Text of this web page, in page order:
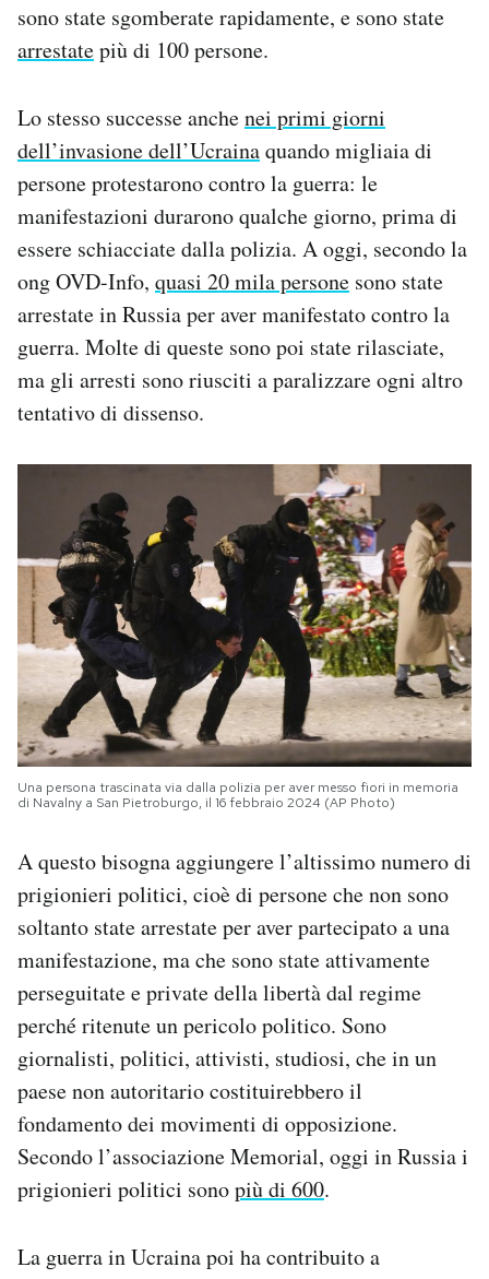
sono state sgomberate rapidamente, e sono state
arrestatepiù di 100 persone.
Lo stesso successe anchenei primi giorni
dell’invasione dell’Ucrainaquando migliaia di
persone protestarono contro la guerra: le
manifestazioni durarono qualche giorno, prima di
essere schiacciate dalla polizia. A oggi, secondo la
ong OVD-Info, quasi 20 mila persone sono state
arrestate in Russia per aver manifestato contro la
guerra. Molte di queste sono poi state rilasciate,
ma gli arresti sono riusciti a paralizzare ogni altro
tentativo di dissenso.
Una persona trascinata via dalla polizia per aver messo fiori in memoria
di Navalny a San Pietroburgo, il 16 febbraio 2024 (AP Photo)
A questo bisogna aggiungere l’altissimo numero di
prigionieri politici, cioè di persone che non sono
soltanto state arrestate per aver partecipato a una
manifestazione, ma che sono state attivamente
perseguitate e private della libertà dal regime
perché ritenute un pericolo politico. Sono
giornalisti, politici, attivisti, studiosi, che in un
paese non autoritario costituirebbero il
fondamento dei movimenti di opposizione.
Secondo l’associazione Memorial, oggi in Russia i
prigionieri politici sonopiù di 600.
La guerra in Ucraina poi ha contribuito a